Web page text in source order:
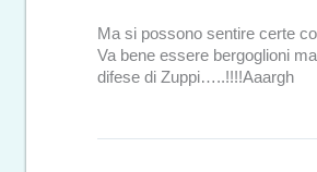
Ma si possono sentire certe
Va bene essere bergoglioni
difese di Zuppi…..!!!!Aaargh